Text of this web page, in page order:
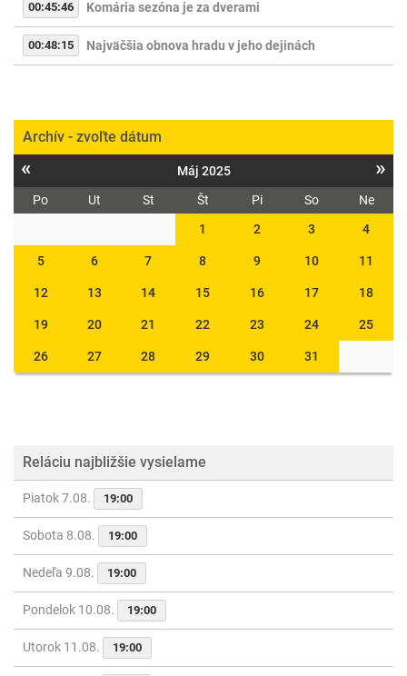
00:45:46 Komária sezóna je za dverami
00:48:15 Najväčšia obnova hradu v jeho dejinách
Archív - zvoľte dátum
« Máj 2025 »
Po Ut St Št Pi So
Ne
1
2 3 4
5 6 7 8 9 10 11
12 13 14 15 16 17 18
19 20 21 22 23 24 25
26 27 28 29 30 31
Reláciu najbližšie vysielame
Piatok 7.08. 19:00
Sobota 8.08. 19:00
Nedeľa 9.08. 19:00
Pondelok 10.08. 19:00
Utorok 11.08. 19:00